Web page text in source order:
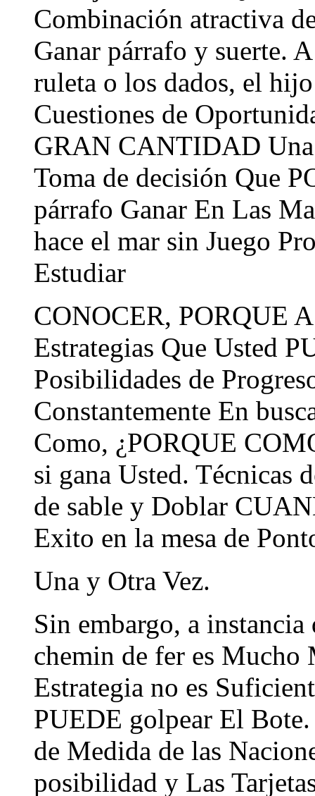
Combinación atractiva
Ganar párrafo y suerte.
ruleta o los dados, el
Cuestiones de
GRAN CANTIDAD
Toma de decisión Que
párrafo Ganar En Las
hace el mar sin Juego
Estudiar
CONOCER, PORQUE
Estrategias Que Usted
Posibilidades de
Constantemente En
Como, ¿PORQUE
si gana Usted. Técnicas
de sable y Doblar
Exito en la mesa de
Una y Otra Vez.
Sin embargo, a
chemin de fer es Mucho
Estrategia no es
PUEDE golpear El
de Medida de las
posibilidad y Las